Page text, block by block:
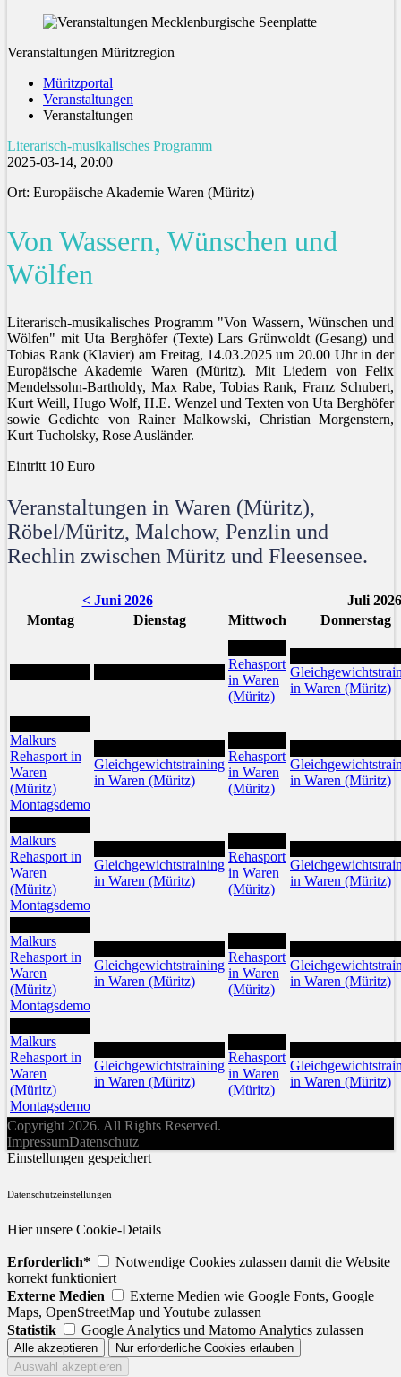
Veranstaltungen Müritzregion
Müritzportal
Veranstaltungen
Veranstaltungen
Literarisch-musikalisches Programm
2025-03-14, 20:00
Ort: Europäische Akademie Waren (Müritz)
Von Wassern, Wünschen und
Wölfen
Literarisch-musikalisches Programm "Von Wassern, Wünschen und
Wölfen" mit Uta Berghöfer (Texte) Lars Grünwoldt (Gesang) und
Tobias Rank (Klavier) am Freitag, 14.03.2025 um 20.00 Uhr in der
Europäische Akademie Waren (Müritz). Mit Liedern von Felix
Mendelssohn-Bartholdy, Max Rabe, Tobias Rank, Franz Schubert,
Kurt Weill, Hugo Wolf, H.E. Wenzel und Texten von Uta Berghöfer
sowie Gedichte von Rainer Malkowski, Christian Morgenstern,
Kurt Tucholsky, Rose Ausländer.
Eintritt 10 Euro
Veranstaltungen in Waren (Müritz),
Röbel/Müritz, Malchow, Penzlin und
Rechlin zwischen Müritz und Fleesensee.
< Juni 2026
Juli 2026
Montag
Dienstag Mittwoch
Donnerstag
Rehasport
in Waren
(Müritz)
in Waren (Müritz)
Malkurs
Rehasport in
Waren
(Müritz)
Montagsdemo
Gleichgewichtstraining
in Waren (Müritz)
Rehasport
in Waren
(Müritz)
in Waren (Müritz)
Malkurs
Rehasport in
Waren
(Müritz)
Montagsdemo
Gleichgewichtstraining
in Waren (Müritz)
Rehasport
in Waren
(Müritz)
in Waren (Müritz)
Malkurs
Rehasport in
Waren
(Müritz)
Montagsdemo
Gleichgewichtstraining
in Waren (Müritz)
Rehasport
in Waren
(Müritz)
in Waren (Müritz)
Malkurs
Rehasport in
Waren
(Müritz)
Montagsdemo
Gleichgewichtstraining
in Waren (Müritz)
Rehasport
in Waren
(Müritz)
in Waren (Müritz)
Copyright 2026. All Rights Reserved.
ImpressumDatenschutz
Einstellungen gespeichert
Datenschutzeinstellungen
Hier unsere Cookie-Details
Erforderlich*
Notwendige Cookies zulassen damit die Website
korrekt funktioniert
Externe Medien
Externe Medien wie Google Fonts, Google
Maps, OpenStreetMap und Youtube zulassen
Statistik
Google Analytics und Matomo Analytics zulassen